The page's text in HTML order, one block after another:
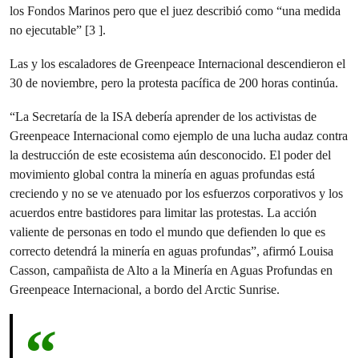
los Fondos Marinos pero que el juez describió como “una medida
no ejecutable” [3 ].
Las y los escaladores de Greenpeace Internacional descendieron el
30 de noviembre, pero la protesta pacífica de 200 horas continúa.
“La Secretaría de la ISA debería aprender de los activistas de
Greenpeace Internacional como ejemplo de una lucha audaz contra
la destrucción de este ecosistema aún desconocido. El poder del
movimiento global contra la minería en aguas profundas está
creciendo y no se ve atenuado por los esfuerzos corporativos y los
acuerdos entre bastidores para limitar las protestas. La acción
valiente de personas en todo el mundo que defienden lo que es
correcto detendrá la minería en aguas profundas”, afirmó Louisa
Casson, campañista de Alto a la Minería en Aguas Profundas en
Greenpeace Internacional, a bordo del Arctic Sunrise.